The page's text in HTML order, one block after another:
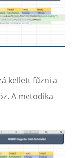
kellett fűzni a
A metodika